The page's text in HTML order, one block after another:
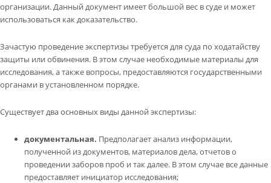
организации. Данный документ имеет большой вес в суде и может
использоваться как доказательство.
Зачастую проведение экспертизы требуется для суда по ходатайству
защиты или обвинения. В этом случае необходимые материалы для
исследования, а также вопросы, предоставляются государственными
органами в установленном порядке.
Существует два основных виды данной экспертизы:
документальная. Предполагает анализ информации,
полученной из документов, материалов дела, отчетов о
проведении заборов проб и так далее. В этом случае все данные
предоставляет инициатор исследования;